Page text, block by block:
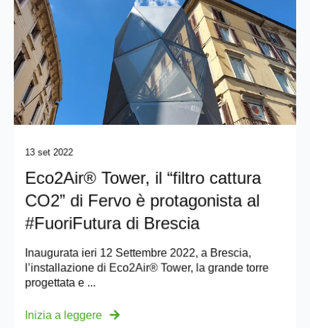
13 set 2022
Eco2Air® Tower, il “filtro cattura
CO2” di Fervo è protagonista al
#FuoriFutura di Brescia
Inaugurata ieri 12 Settembre 2022, a Brescia,
l’installazione di Eco2Air® Tower, la grande torre
progettata e ...
Inizia a leggere